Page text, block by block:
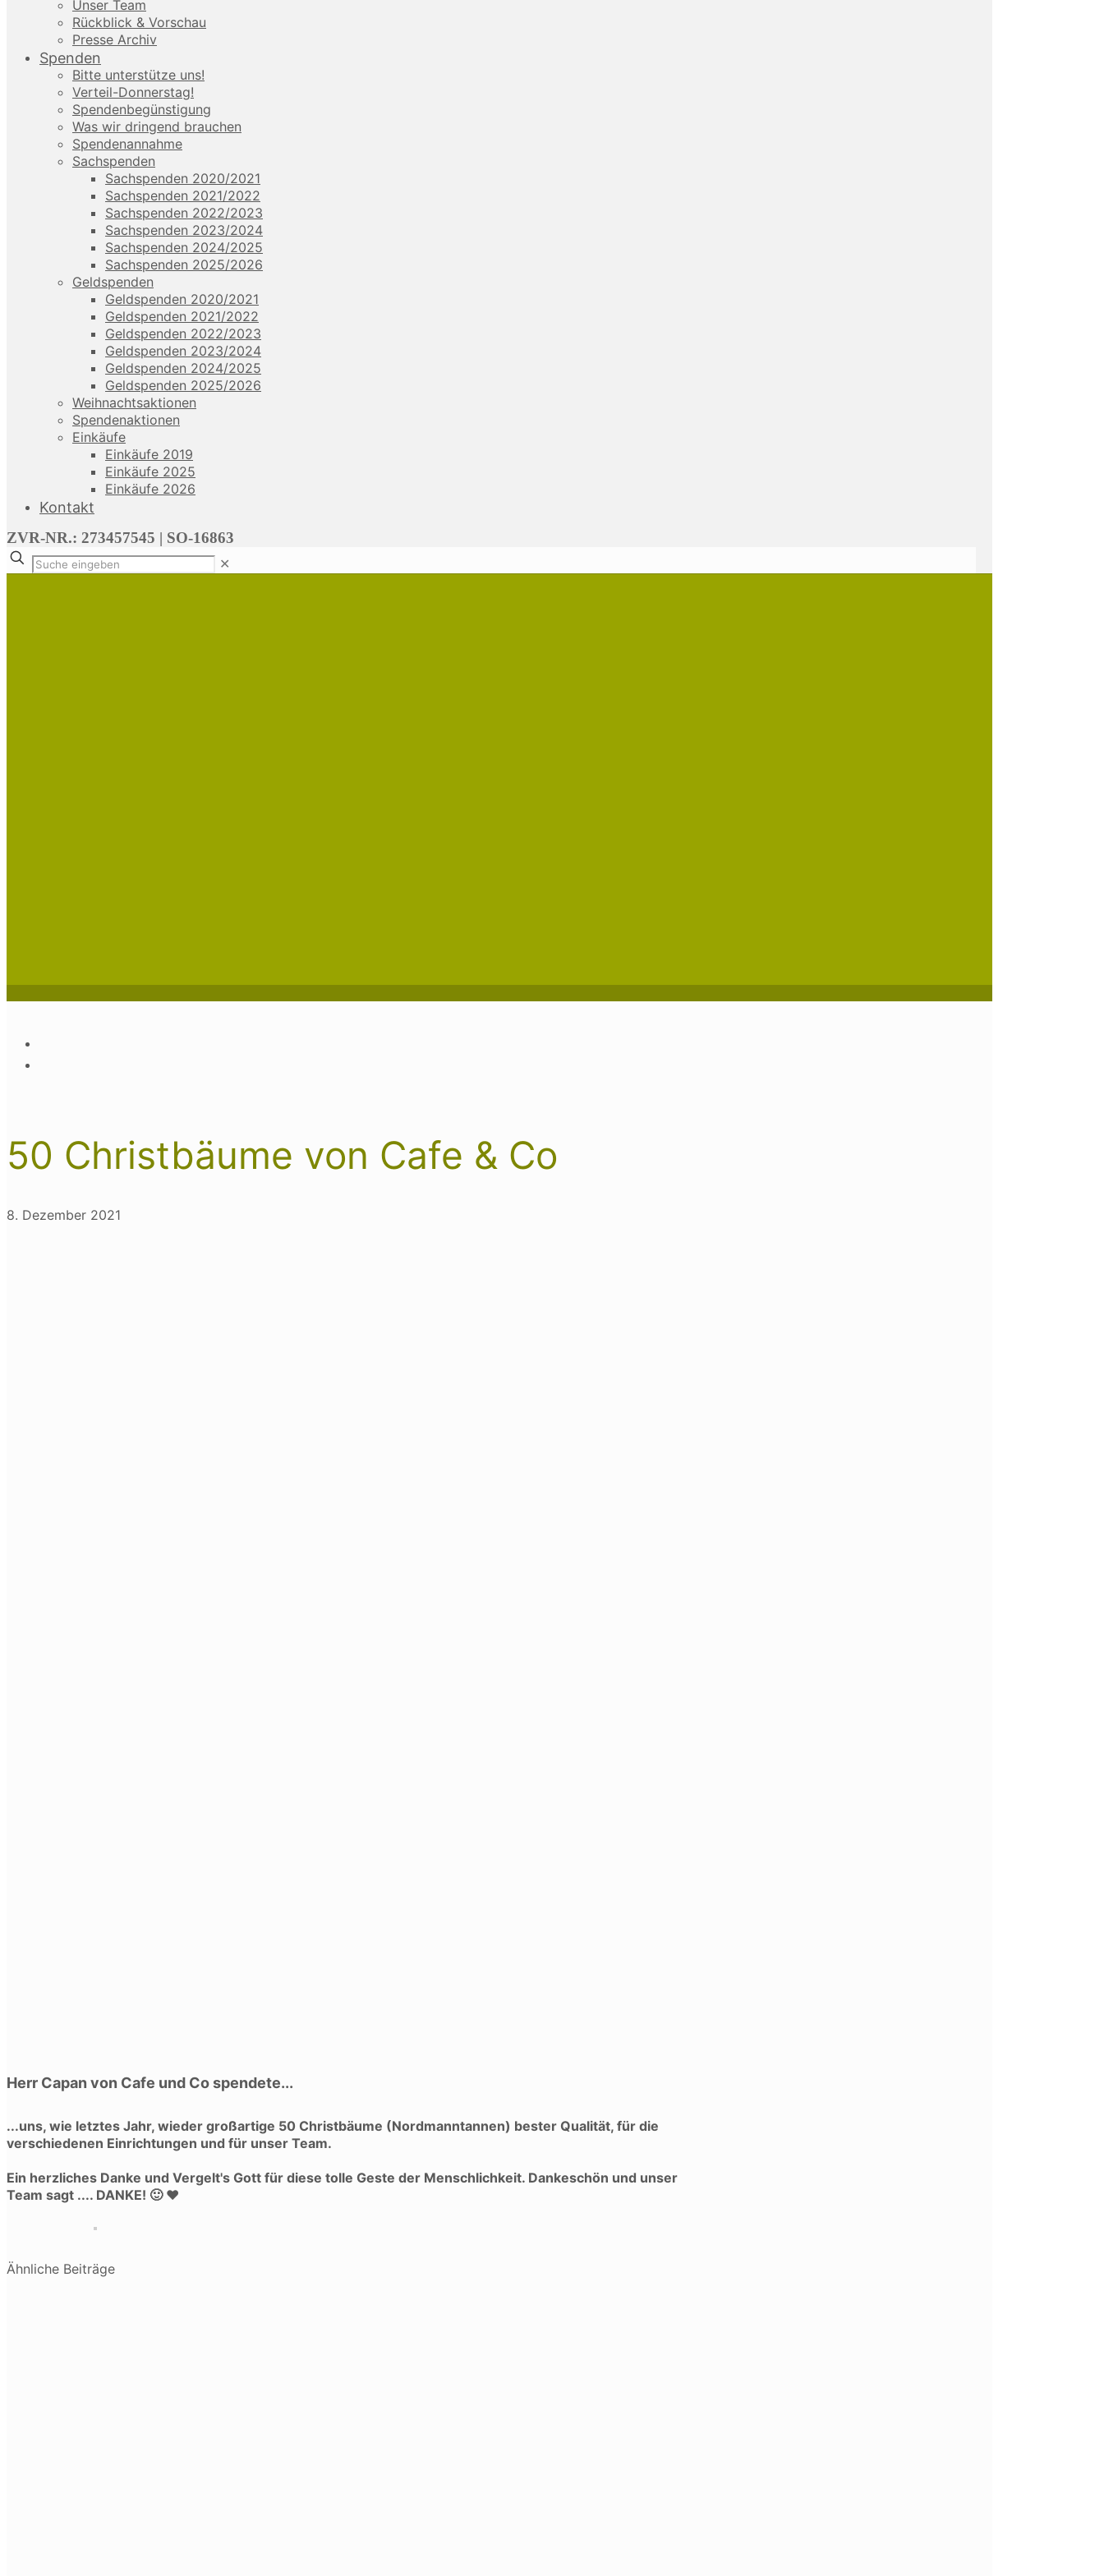
Unser Team
Rückblick & Vorschau
Presse Archiv
Spenden
Bitte unterstütze uns!
Verteil-Donnerstag!
Spendenbegünstigung
Was wir dringend brauchen
Spendenannahme
Sachspenden
Sachspenden 2020/2021
Sachspenden 2021/2022
Sachspenden 2022/2023
Sachspenden 2023/2024
Sachspenden 2024/2025
Sachspenden 2025/2026
Geldspenden
Geldspenden 2020/2021
Geldspenden 2021/2022
Geldspenden 2022/2023
Geldspenden 2023/2024
Geldspenden 2024/2025
Geldspenden 2025/2026
Weihnachtsaktionen
Spendenaktionen
Einkäufe
Einkäufe 2019
Einkäufe 2025
Einkäufe 2026
Kontakt
ZVR-NR.: 273457545 | SO-16863
✕
50 Christbäume von Cafe & Co
8. Dezember 2021
Herr Capan von Cafe und Co spendete...
...uns, wie letztes Jahr, wieder großartige 50 Christbäume (Nordmanntannen) bester Qualität, für die
verschiedenen Einrichtungen und für unser Team.
Ein herzliches Danke und Vergelt's Gott für diese tolle Geste der Menschlichkeit. Dankeschön und unser
Team sagt .... DANKE! 🙂 ❤
Ähnliche Beiträge